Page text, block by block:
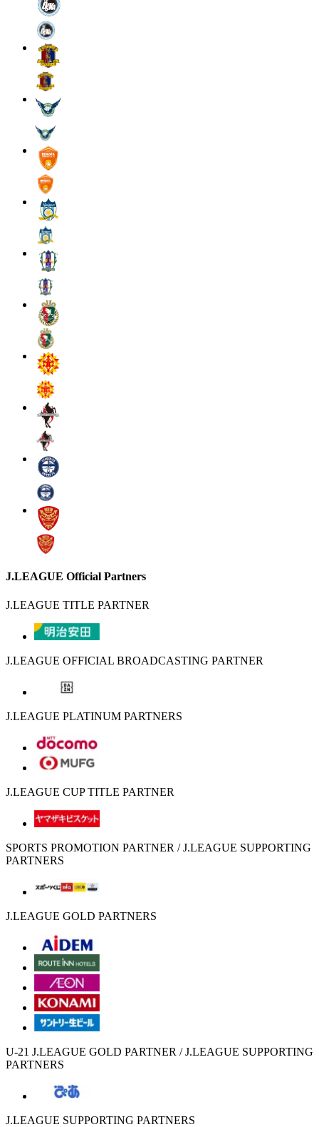
J.LEAGUE Official Partners
J.LEAGUE TITLE PARTNER
J.LEAGUE OFFICIAL BROADCASTING PARTNER
J.LEAGUE PLATINUM PARTNERS
J.LEAGUE CUP TITLE PARTNER
SPORTS PROMOTION PARTNER / J.LEAGUE SUPPORTING
PARTNERS
J.LEAGUE GOLD PARTNERS
U-21 J.LEAGUE GOLD PARTNER / J.LEAGUE SUPPORTING
PARTNERS
J.LEAGUE SUPPORTING PARTNERS